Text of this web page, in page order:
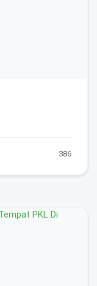
386